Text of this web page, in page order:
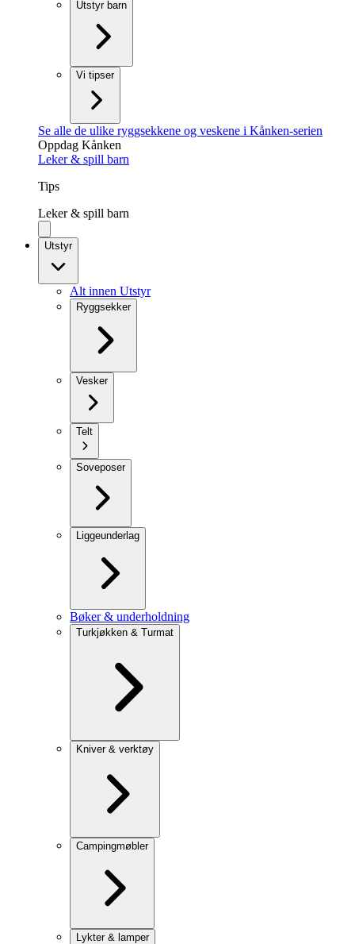
Utstyr barn
Vi tipser
Se alle de ulike ryggsekkene og veskene i Kånken-serien
Oppdag Kånken
Leker & spill barn
Tips
Leker & spill barn
Utstyr
Alt innen Utstyr
Ryggsekker
Vesker
Telt
Soveposer
Liggeunderlag
Bøker & underholdning
Turkjøkken & Turmat
Kniver & verktøy
Campingmøbler
Lykter & lamper